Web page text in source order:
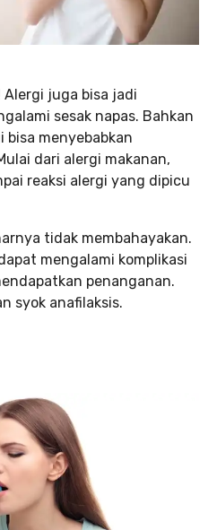
juga bisa jadi
sesak napas. Bahkan
bisa menyebabkan
dari alergi makanan,
reaksi alergi yang dipicu
tidak membahayakan.
mengalami komplikasi
penanganan.
syok anafilaksis.